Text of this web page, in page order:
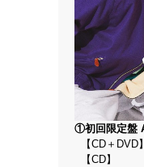
①初回限定盤
【CD＋DVD
【CD】